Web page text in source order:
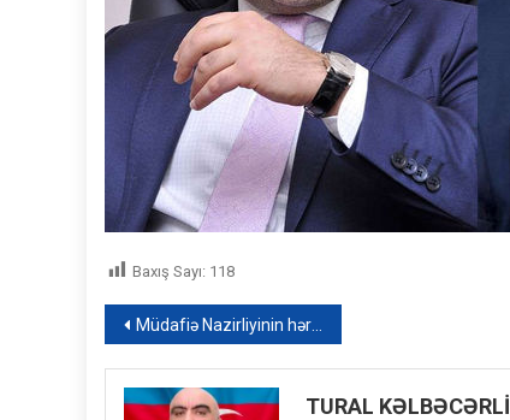
Baxış Sayı: 118
Yazı
naviqasiyası
Müdafiə Nazirliyinin hərbi qulluqçuları orden və medallarla təltif edildilər – SƏRƏNCAM
TURAL KƏLBƏCƏRLİ